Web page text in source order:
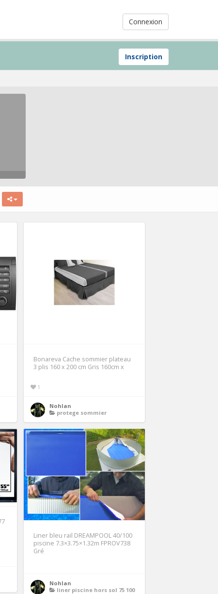
Connexion
Inscription
Bonareva Cache sommier plateau
3 plis 160 x 200 cm Gris 160cm x
1
Nohlan
protege sommier
Liner bleu rail DREAMPOOL 40/100
piscine 7.3×3.75×1.32m FPROV738
Gré
Nohlan
liner piscine hors sol 75 100